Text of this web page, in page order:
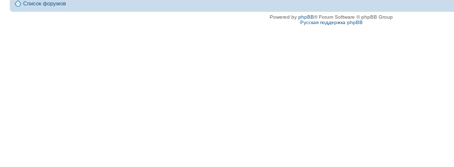
Список форумов
Powered by phpBB® Forum Software © phpBB Group
Русская поддержка phpBB